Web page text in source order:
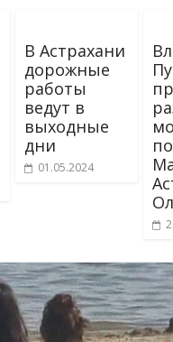
В Астрахани
дорожные
работы
ведут в
выходные
дни
01.05.2024